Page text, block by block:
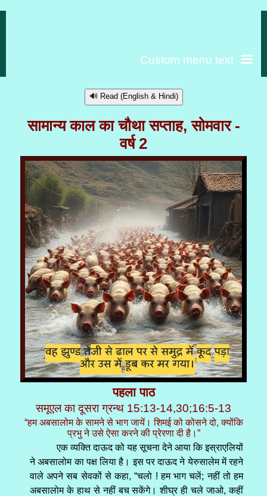
Custom menu text
🔊 Read (English & Hindi)
सामान्य काल का चौथा सप्ताह, सोमवार -
वर्ष 2
पहला पाठ
समूएल का दूसरा ग्रन्थ 15:13-14,30;16:5-13
“हम अबसालोम के सामने से भाग जायें। शिमई को कोसने दो, क्योंकि
प्रभु ने उसे ऐसा करने की प्रेरणा दी है।”
एक व्यक्ति दाऊद को यह सूचना देने आया कि इस्राएलियों
ने अबसालोम का पक्ष लिया है। इस पर दाऊद ने येरुसालेम में रहने
वाले अपने सब सेवकों से कहा, “चलो ! हम भाग चलें; नहीं तो हम
अबसालोम के हाथ से नहीं बच सकेंगे। शीघ्र ही चले जाओ, कहीं